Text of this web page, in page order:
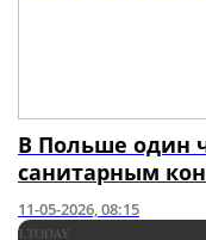
В Польше один
санитарным
11-05-2026, 08:15